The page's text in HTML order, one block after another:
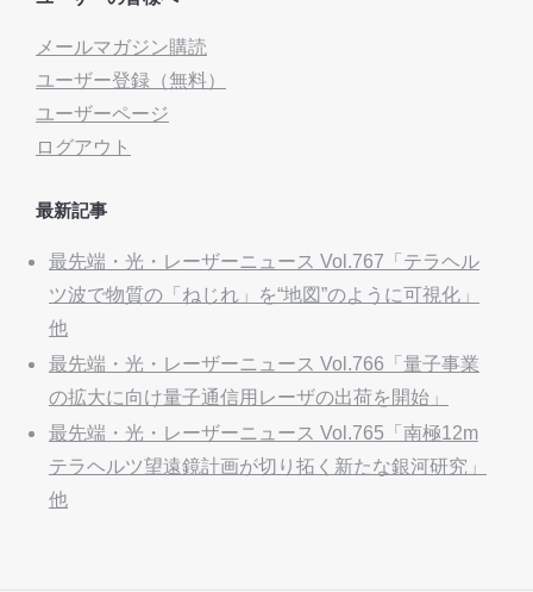
メールマガジン購読
ユーザー登録（無料）
ユーザーページ
ログアウト
最新記事
最先端・光・レーザーニュース Vol.767「テラヘル
ツ波で物質の「ねじれ」を“地図”のように可視化」
他
最先端・光・レーザーニュース Vol.766「量子事業
の拡大に向け量子通信用レーザの出荷を開始」
最先端・光・レーザーニュース Vol.765「南極12m
テラヘルツ望遠鏡計画が切り拓く新たな銀河研究」
他